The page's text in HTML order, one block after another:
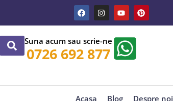
Suna acum sau scrie-ne
0726 692 877
Acasa Blog Despre noi